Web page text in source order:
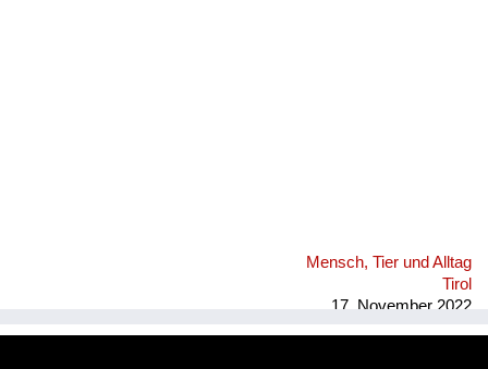
Mensch, Tier und Alltag
Tirol
17. November 2022